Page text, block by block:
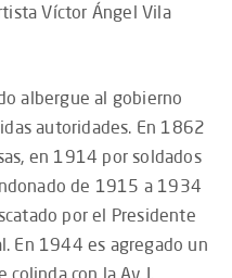
Víctor Ángel Vila
albergue al gobierno
autoridades. En 1862
en 1914 por soldados
de 1915 a 1934
por el Presidente
En 1944 es agregado un